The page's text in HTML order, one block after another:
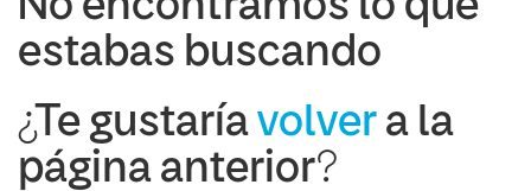
estabas buscando
¿Te gustaría volver a la
página anterior?